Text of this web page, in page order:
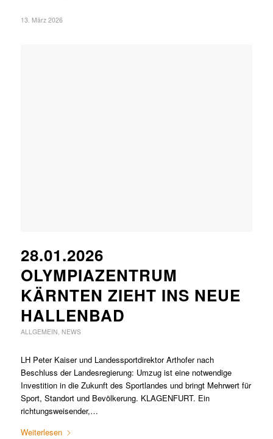
13. März 2026
28.01.2026
OLYMPIAZENTRUM
KÄRNTEN ZIEHT INS NEUE
HALLENBAD
ALLGEMEIN, NEWS
LH Peter Kaiser und Landessportdirektor Arthofer nach
Beschluss der Landesregierung: Umzug ist eine notwendige
Investition in die Zukunft des Sportlandes und bringt Mehrwert für
Sport, Standort und Bevölkerung. KLAGENFURT. Ein
richtungsweisender,…
Weiterlesen